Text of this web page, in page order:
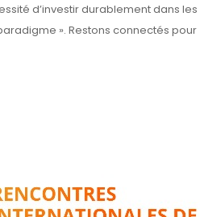
d’investir durablement dans les
». Restons connectés pour